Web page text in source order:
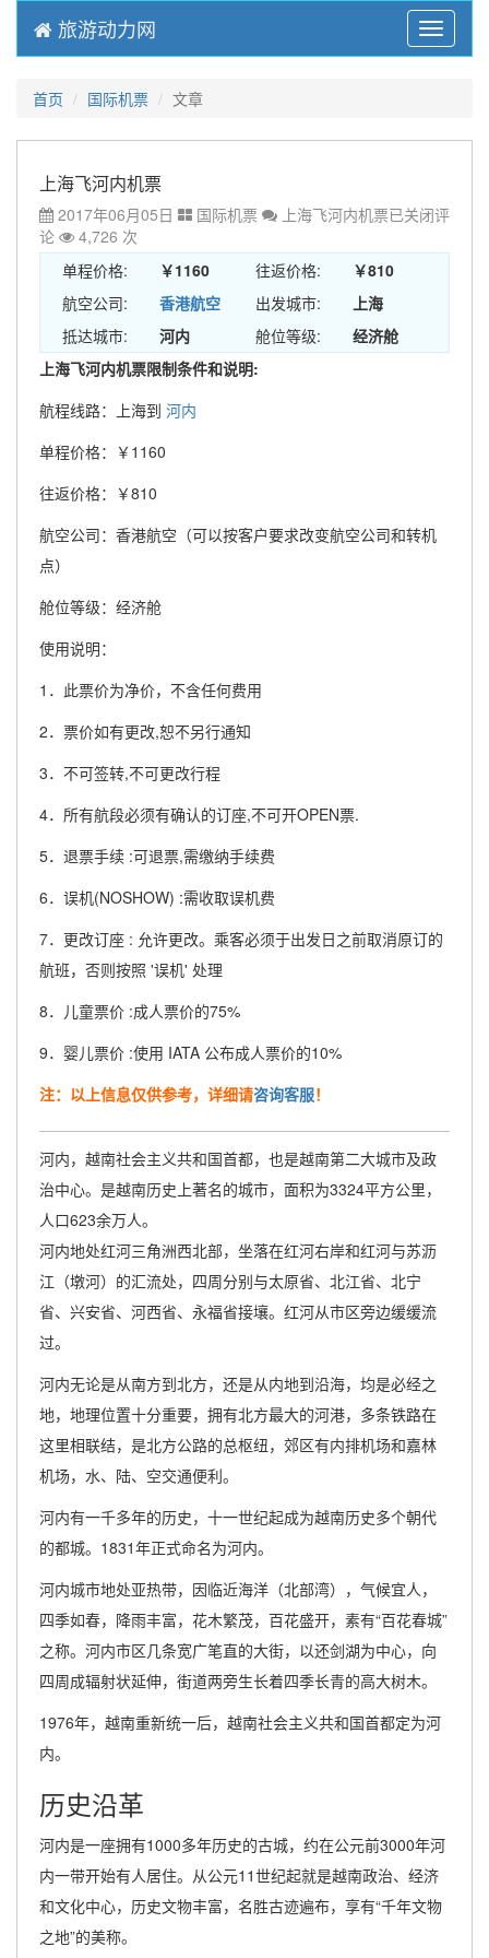
Menu
旅游动力网
首页 国际机票 文章
上海飞河内机票
2017年06月05日 国际机票 上海飞河内机票已关闭评
论
4,726 次
单程价格:
￥1160 往返价格:
￥810
航空公司:
香港航空 出发城市:
上海
抵达城市:
河内 舱位等级:
经济舱
上海飞河内机票限制条件和说明:
航程线路：上海到 河内
单程价格：￥1160
往返价格：￥810
航空公司：香港航空（可以按客户要求改变航空公司和转机
点）
舱位等级：经济舱
使用说明：
1．此票价为净价，不含任何费用
2．票价如有更改,恕不另行通知
3．不可签转,不可更改行程
4．所有航段必须有确认的订座,不可开OPEN票.
5．退票手续 :可退票,需缴纳手续费
6．误机(NOSHOW) :需收取误机费
7．更改订座 : 允许更改。乘客必须于出发日之前取消原订的
航班，否则按照 '误机' 处理
8．儿童票价 :成人票价的75%
9．婴儿票价 :使用 IATA 公布成人票价的10%
注：以上信息仅供参考，详细请咨询客服！
河内，越南社会主义共和国首都，也是越南第二大城市及政
治中心。是越南历史上著名的城市，面积为3324平方公里，
人口623余万人。
河内地处红河三角洲西北部，坐落在红河右岸和红河与苏沥
江（墩河）的汇流处，四周分别与太原省、北江省、北宁
省、兴安省、河西省、永福省接壤。红河从市区旁边缓缓流
过。
河内无论是从南方到北方，还是从内地到沿海，均是必经之
地，地理位置十分重要，拥有北方最大的河港，多条铁路在
这里相联结，是北方公路的总枢纽，郊区有内排机场和嘉林
机场，水、陆、空交通便利。
河内有一千多年的历史，十一世纪起成为越南历史多个朝代
的都城。1831年正式命名为河内。
河内城市地处亚热带，因临近海洋（北部湾），气候宜人，
四季如春，降雨丰富，花木繁茂，百花盛开，素有“百花春城”
之称。河内市区几条宽广笔直的大街，以还剑湖为中心，向
四周成辐射状延伸，街道两旁生长着四季长青的高大树木。
1976年，越南重新统一后，越南社会主义共和国首都定为河
内。
历史沿革
河内是一座拥有1000多年历史的古城，约在公元前3000年河
内一带开始有人居住。从公元11世纪起就是越南政治、经济
和文化中心，历史文物丰富，名胜古迹遍布，享有“千年文物
之地”的美称。